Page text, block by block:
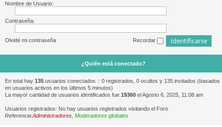
Nombre de Usuario:
Contraseña:
Olvidé mi contraseña Recordar
¿Quién está conectado?
En total hay 135 usuarios conectados :: 0 registrados, 0 ocultos y 135 invitados (basados
en usuarios activos en los últimos 5 minutos)
La mayor cantidad de usuarios identificados fue 19360 el Agosto 6, 2025, 11:08 am
Usuarios registrados: No hay usuarios registrados visitando el Foro
Referencia:Administradores Moderadores globales